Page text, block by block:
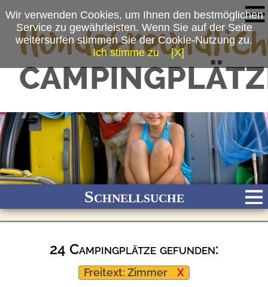
Schnellsuche
Fluss Meer Gebirge See
Wald/Wiesen
Ganzjährig geöffnet
Hundefreundliche Campingplätze
24 Campingplätze gefunden:
Freitext: Zimmer X
Wir verwenden Cookies, um Ihnen den bestmöglichen
Service zu gewährleisten. Wenn Sie auf der Seite
weitersurfen stimmen Sie der Cookie-Nutzung zu.
Ich stimme zu
[X]